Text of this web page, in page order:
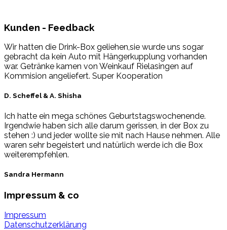
Kunden - Feedback
Wir hatten die Drink-Box geliehen,sie wurde uns sogar
gebracht da kein Auto mit Hängerkupplung vorhanden
war. Getränke kamen von Weinkauf Rielasingen auf
Kommision angeliefert. Super Kooperation
D. Scheffel & A. Shisha
Ich hatte ein mega schönes Geburtstagswochenende.
Irgendwie haben sich alle darum gerissen, in der Box zu
stehen :) und jeder wollte sie mit nach Hause nehmen. Alle
waren sehr begeistert und natürlich werde ich die Box
weiterempfehlen.
Sandra Hermann
Impressum & co
Impressum
Datenschutzerklärung